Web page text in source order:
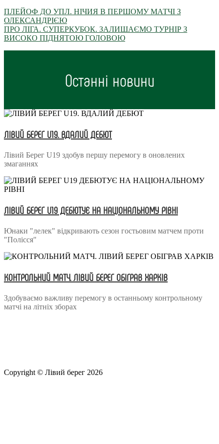
ПЛЕЙОФ ДО УПЛ. НІЧИЯ В ПЕРШОМУ МАТЧІ З
ОЛЕКСАНДРІЄЮ
ПРО ЛІГА. СУПЕРКУБОК. ЗАЛИШАЄМО ТУРНІР З
ВИСОКО ПІДНЯТОЮ ГОЛОВОЮ
Останні новини
ЛІВИЙ БЕРЕГ U19. ВДАЛИЙ ДЕБЮТ
Лівий Берег U19 здобув першу перемогу в оновлених
змаганнях
ЛІВИЙ БЕРЕГ U19 ДЕБЮТУЄ НА НАЦІОНАЛЬНОМУ РІВНІ
Юнаки "лелек" відкривають сезон гостьовим матчем проти
"Полісся"
КОНТРОЛЬНИЙ МАТЧ. ЛІВИЙ БЕРЕГ ОБІГРАВ ХАРКІВ
Здобуваємо важливу перемогу в останньому контрольному
матчі на літніх зборах
Copyright © Лівий берег 2026